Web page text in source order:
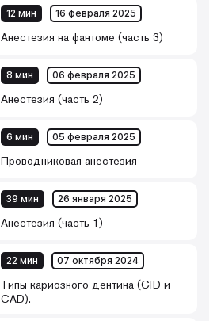
12 мин 16 февраля 2025
Анестезия на фантоме (часть 3)
8 мин 06 февраля 2025
Анестезия (часть 2)
6 мин 05 февраля 2025
Проводниковая анестезия
39 мин 26 января 2025
Анестезия (часть 1)
22 мин 07 октября 2024
Типы кариозного дентина (CID и
CAD).